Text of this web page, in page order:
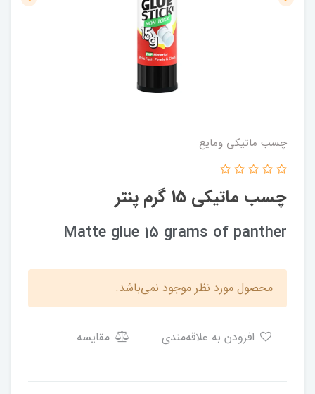
چسب ماتیکی ومایع
چسب ماتیکی 15 گرم پنتر
Matte glue 15 grams of panther
محصول مورد نظر موجود نمی‌باشد.
مقایسه